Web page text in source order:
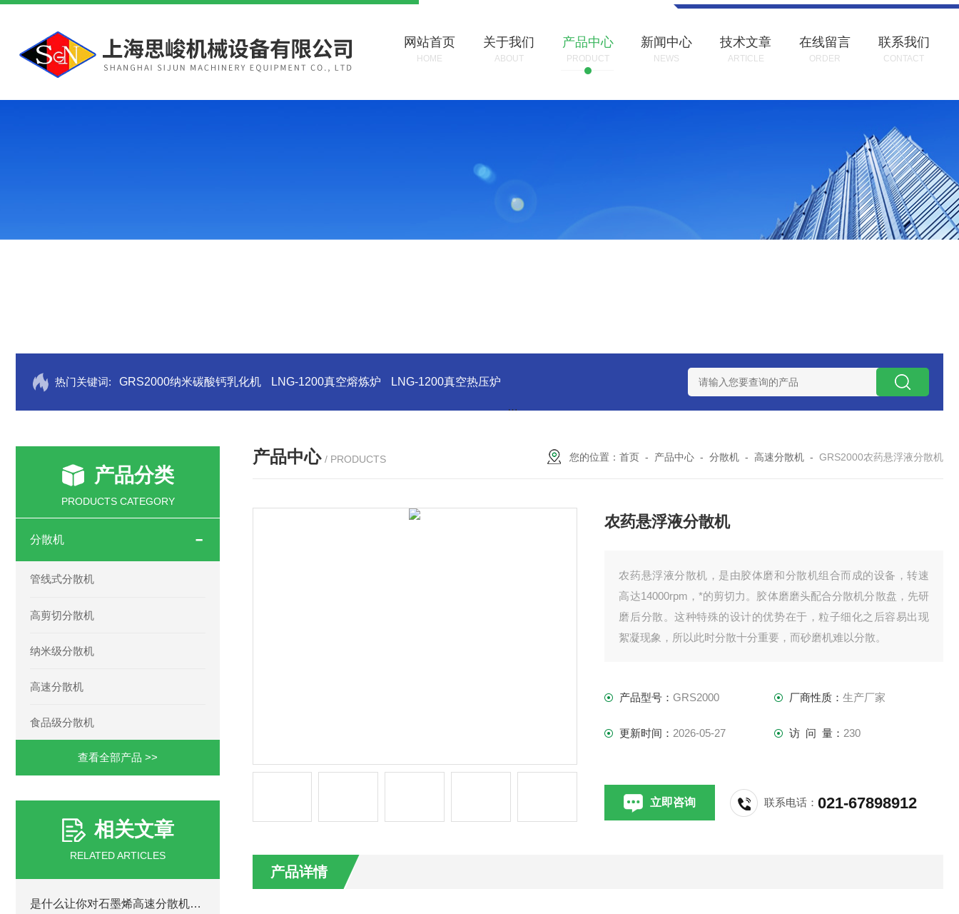
网站首页
HOME
关于我们
ABOUT
产品中心
PRODUCT
新闻中心
NEWS
技术文章
ARTICLE
在线留言
ORDER
联系我们
CONTACT
热门关键词: GRS2000纳米碳酸钙乳化机 LNG-1200真空熔炼炉 LNG-1200真空热压炉 LNHZ-1200碳包覆回转炉 LNHZ-1200可倾斜式回转炉
产品分类
PRODUCTS CATEGORY
分散机
管线式分散机
高剪切分散机
纳米级分散机
高速分散机
食品级分散机
查看全部产品 >>
相关文章
RELATED ARTICLES
是什么让你对石墨烯高速分散机如此看好的
产品中心 / PRODUCTS 您的位置： 首页 - 产品中心 - 分散机 - 高速分散机 - GRS2000农药悬浮液分散机
农药悬浮液分散机
农药悬浮液分散机，是由胶体磨和分散机组合而成的设备，转速
高达14000rpm，*的剪切力。胶体磨磨头配合分散机分散盘，先研
磨后分散。这种特殊的设计的优势在于，粒子细化之后容易出现
絮凝现象，所以此时分散十分重要，而砂磨机难以分散。
产品型号：GRS2000 厂商性质： 生产厂家
更新时间： 2026-05-27 访 问 量： 230
立即咨询 联系电话：021-67898912
产品详情